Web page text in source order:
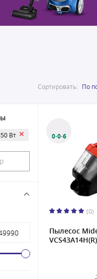
Сортировать: По
Вт 0·0·6
(0)
Пылесос